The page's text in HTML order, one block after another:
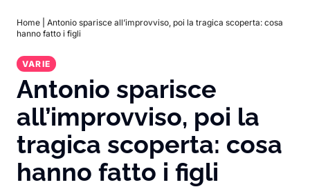
Home
Antonio sparisce all’improvviso, poi la tragica scoperta: cosa
hanno fatto i figli
VARIE
Antonio sparisce
all’improvviso, poi la
tragica scoperta: cosa
hanno fatto i figli